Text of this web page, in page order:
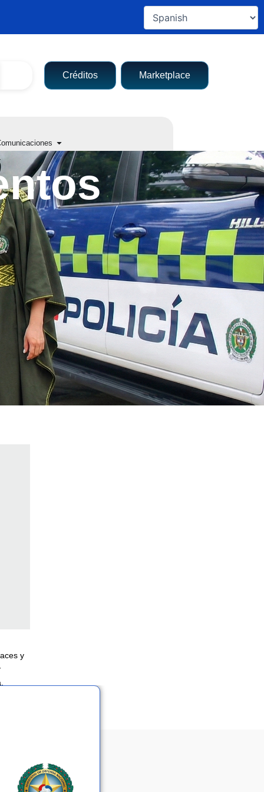
Créditos Marketplace
entidad Open Comunicaciones
y